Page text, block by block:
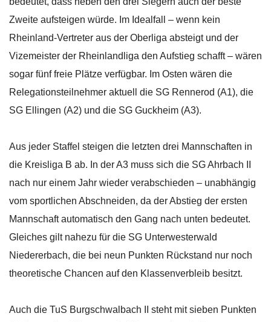
Zweite aufsteigen würde. Im Idealfall – wenn kein
Rheinland-Vertreter aus der Oberliga absteigt und der
Vizemeister der Rheinlandliga den Aufstieg schafft – wären
sogar fünf freie Plätze verfügbar. Im Osten wären die
Relegationsteilnehmer aktuell die SG Rennerod (A1), die
SG Ellingen (A2) und die SG Guckheim (A3).
Aus jeder Staffel steigen die letzten drei Mannschaften in
die Kreisliga B ab. In der A3 muss sich die SG Ahrbach II
nach nur einem Jahr wieder verabschieden – unabhängig
vom sportlichen Abschneiden, da der Abstieg der ersten
Mannschaft automatisch den Gang nach unten bedeutet.
Gleiches gilt nahezu für die SG Unterwesterwald
Niedererbach, die bei neun Punkten Rückstand nur noch
theoretische Chancen auf den Klassenverbleib besitzt.
Auch die TuS Burgschwalbach II steht mit sieben Punkten